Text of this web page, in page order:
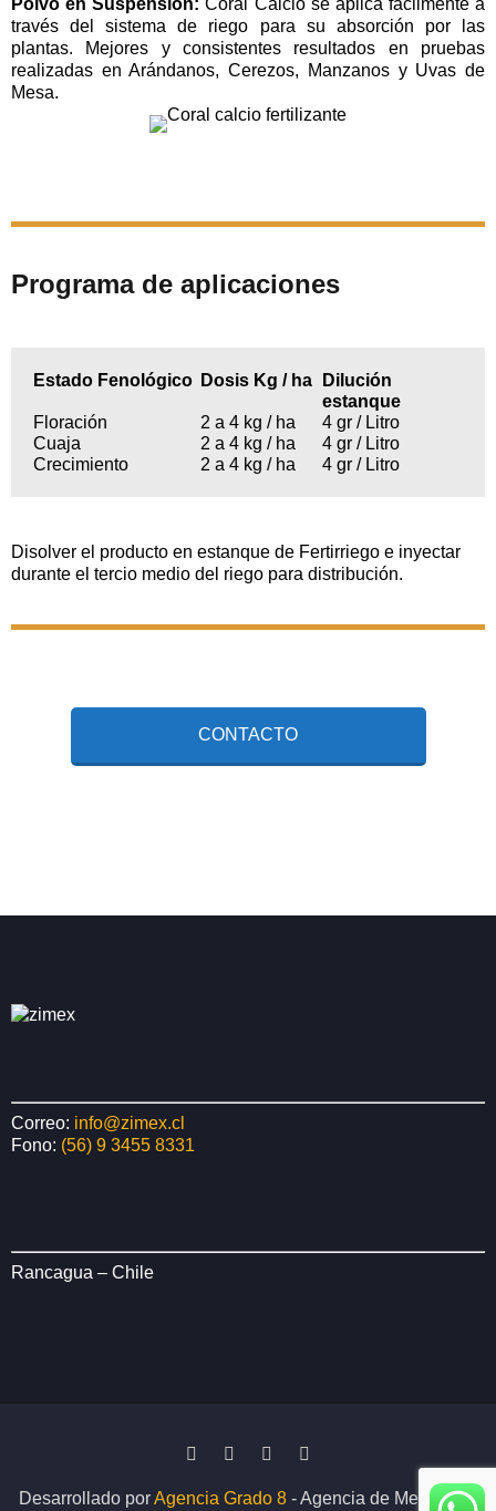
Polvo en Suspensión: Coral Calcio se aplica fácilmente a
través del sistema de riego para su absorción por las
plantas. Mejores y consistentes resultados en pruebas
realizadas en Arándanos, Cerezos, Manzanos y Uvas de
Mesa.
Programa de aplicaciones
Estado Fenológico Dosis Kg / ha
Dilución
estanque
Floración
2 a 4 kg / ha
4 gr / Litro
Cuaja
2 a 4 kg / ha
4 gr / Litro
Crecimiento
2 a 4 kg / ha 4 gr / Litro
Disolver el producto en estanque de Fertirriego e inyectar
durante el tercio medio del riego para distribución.
CONTACTO
Correo: info@zimex.cl
Fono: (56) 9 3455 8331
Rancagua – Chile
Desarrollado porAgencia Grado 8- Agencia de Medios Ok